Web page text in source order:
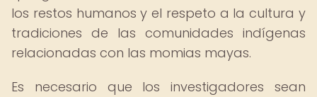
los restos humanos y el respeto a la cultura y
tradiciones de las comunidades indígenas
relacionadas con las momias mayas.
Es necesario que los investigadores sean